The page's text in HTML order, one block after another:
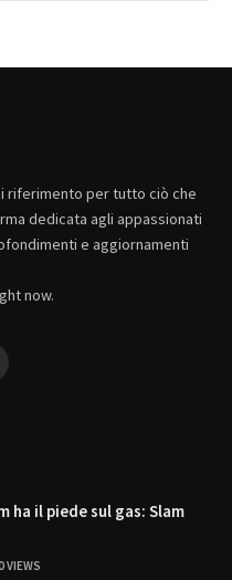
riferimento per tutto ciò che
dedicata agli appassionati
e aggiornamenti
now.
ha il piede sul gas: Slam
VIEWS